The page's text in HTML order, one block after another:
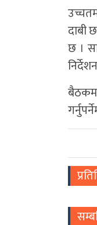
दाबी
छ ।